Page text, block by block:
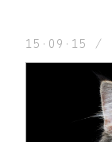
15·09·15 /